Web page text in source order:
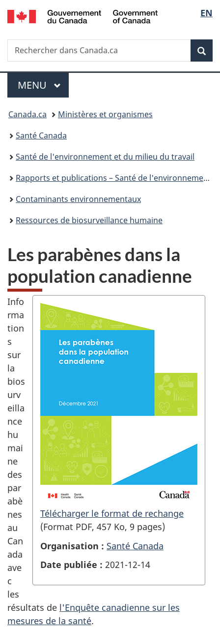
Passer
au
principal
Passer
à
Au
du
Passer
à
version
simplifiée
de
la
EN
Recherche
Rechercher
dans
Menu
MENU PRINCIPAL
Vous
êtes
ici :
Canada.ca
Ministères et organismes
Santé Canada
Santé de l'environnement et du milieu du travail
Rapports et publications – Santé de l'environnement et du milieu de travail
Contaminants environnementaux
Ressources de biosurveillance humaine
Les parabènes dans la
population canadienne
Télécharger le format de rechange
(Format PDF, 457 Ko, 9 pages)
Organisation : Santé Canada
Date publiée : 2021-12-14
Info
rma
tion
s
sur
la
bios
urv
eilla
nce
hu
mai
ne
des
par
abè
nes
au
Can
ada
ave
c
les
résultats de l'Enquête canadienne sur les
mesures de la santé.